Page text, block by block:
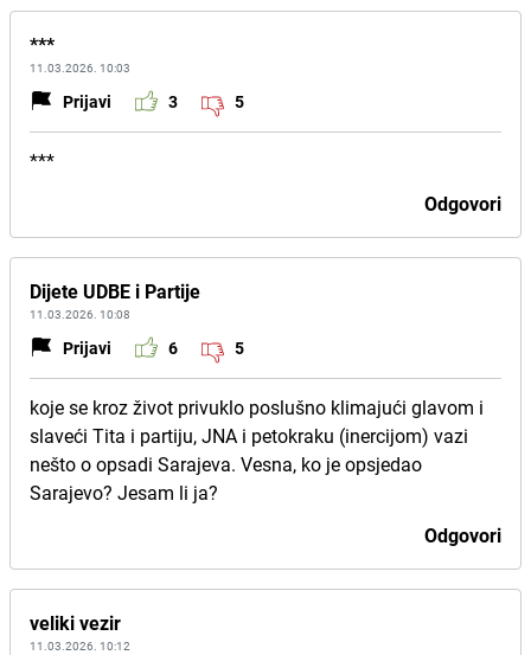
***
11.03.2026. 10:03
Prijavi 3 5
***
Odgovori
Dijete UDBE i Partije
11.03.2026. 10:08
Prijavi 6 5
koje se kroz život privuklo poslušno klimajući glavom i
slaveći Tita i partiju, JNA i petokraku (inercijom) vazi
nešto o opsadi Sarajeva. Vesna, ko je opsjedao
Sarajevo? Jesam li ja?
Odgovori
veliki vezir
11.03.2026. 10:12